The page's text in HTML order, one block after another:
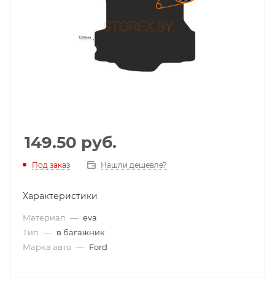
149.50 руб.
Под заказ Нашли дешевле?
Характеристики
Материал — eva
Тип — в багажник
Марка авто — Ford